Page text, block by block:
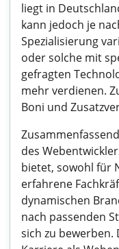
liegt in
kann jedoch je
Spezialisierung
oder solche mit
gefragten
mehr verdienen.
Boni und
des
bietet, sowohl für
erfahrene
dynamischen
nach passenden
sich zu